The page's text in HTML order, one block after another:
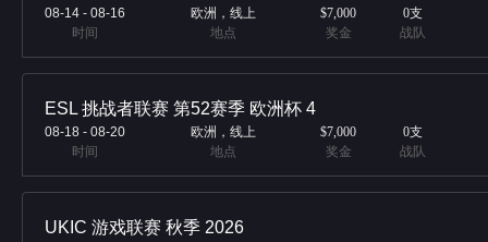
08-14 - 08-16
时间
欧洲，线上
地点
$7,000
奖金
0支
战队
ESL 挑战者联赛 第52赛季 欧洲杯 4
08-18 - 08-20
时间
欧洲，线上
地点
$7,000
奖金
0支
战队
UKIC 游戏联赛 秋季 2026